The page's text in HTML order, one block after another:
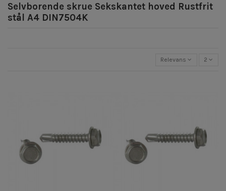
Selvborende skrue Sekskantet hoved Rustfrit
stål A4 DIN7504K
Relevans 2